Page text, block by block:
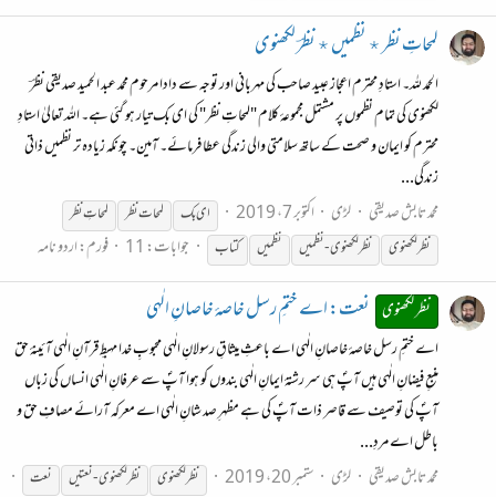
لمحاتِ نظر ٭ نظمیں ٭ نظرؔ لکھنوی
الحمد للہ۔ استادِ محترم اعجاز عبید صاحب کی مہربانی اور توجہ سے دادا مرحوم محمد عبد الحمید صدیقی نظرؔ
لکھنوی کی تمام نظموں پر مشتمل مجموعۂ کلام "لمحاتِ نظر" کی ای بک تیار ہو گئی ہے۔ اللہ تعالیٰ استادِ
محترم کو ایمان و صحت کے ساتھ سلامتی والی زندگی عطا فرمائے۔ آمین۔ چونکہ زیادہ تر نظمیں ذاتی
زندگی...
محمد تابش صدیقی
لڑی اکتوبر 7، 2019 ای بک لمحاتنظر لمحاتِنظر
نظرلکھنوی نظرلکھنوی- نظمیں نظمیں کتاب جوابات: 11 فورم:اردو نامہ
نظر لکھنوی نعت: اے ختمِ رسل خاصۂ خاصانِ الٰہی
اے ختمِ رسل خاصۂ خاصانِ الٰہی اے باعثِ میثاقِ رسولانِ الٰہی محبوبِ خدا مہبطِ قرآنِ الٰہی آئینۂ حق
منبعِ فیضانِ الٰہی ہیں آپؐ ہی سر رشتۂ ایمانِ الٰہی بندوں کو ہوا آپؐ سے عرفانِ الٰہی انساں کی زباں
آپؐ کی توصیف سے قاصر ذات آپؐ کی ہے مظہرِ صد شانِ الٰہی اے معرکہ آرائے مصافِ حق و
باطل اے مردِ...
محمد تابش صدیقی
لڑی ستمبر 20، 2019 نظرلکھنوی نظرلکھنوی- نعتیں نعت